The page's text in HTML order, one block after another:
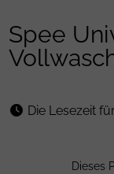
Spee
Die Lesezeit
Dieses